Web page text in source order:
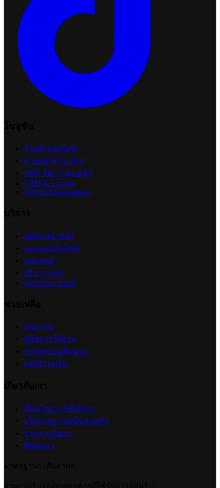
ร้านค้าออนไลน์
ขายหน้าร้าน POS
OMS จัดการออเดอร์
CRM & Loyalty
CDP & Segmentation
แพ็กเกจร้านค้า
ออกแบบเว็บไซต์
เทมเพลต
บริการ SEO
Enterprise Email
บทความ
คู่มือการใช้งาน
คอร์สอบรมสัมมนา
แจ้งชำระเงิน
เงื่อนไขการใช้บริการ
นโยบายความเป็นส่วนตัว
ร่วมงานกับเรา
ติดต่อเรา